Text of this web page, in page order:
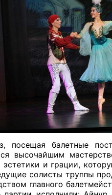
посещая балетные
высочайшим
эстетики и грации,
солисты труппы
главного